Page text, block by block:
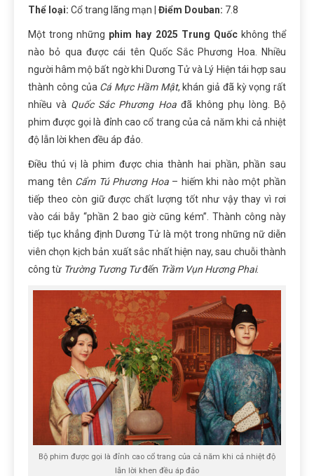
Thể loại: Cổ trang lãng mạn | Điểm Douban: 7.8
Một trong những phim hay 2025 Trung Quốckhông thể
nào bỏ qua được cái tên Quốc Sắc Phương Hoa. Nhiều
người hâm mộ bất ngờ khi Dương Tử và Lý Hiện tái hợp sau
thành công của Cá Mực Hầm Mật, khán giả đã kỳ vọng rất
nhiều và Quốc Sắc Phương Hoađã không phụ lòng. Bộ
phim được gọi là đỉnh cao cổ trang của cả năm khi cả nhiệt
độ lẫn lời khen đều áp đảo.
Điều thú vị là phim được chia thành hai phần, phần sau
mang tên Cẩm Tú Phương Hoa– hiếm khi nào một phần
tiếp theo còn giữ được chất lượng tốt như vậy thay vì rơi
vào cái bẫy “phần 2 bao giờ cũng kém”. Thành công này
tiếp tục khẳng định Dương Tử là một trong những nữ diễn
viên chọn kịch bản xuất sắc nhất hiện nay, sau chuỗi thành
công từ Trường Tương Tưđến Trầm Vụn Hương Phai.
Bộ phim được gọi là đỉnh cao cổ trang của cả năm khi cả nhiệt độ
lẫn lời khen đều áp đảo